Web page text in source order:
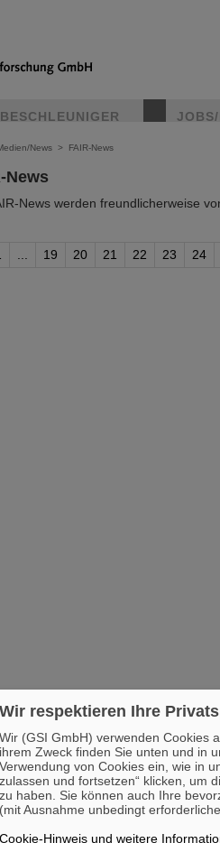
News > FAIR-News
News
News werden freundlicherweise
19 20 21 22 23 24
Wir respektieren Ihre
Wir (GSI GmbH) verwenden Cookies
ihrem Zweck finden Sie unten und in
Verwendung von Cookies ein, wie in
zulassen und fortsetzen“ klicken, um
zu haben. Sie können auch Ihre
(mit Ausnahme unbedingt
Cookie-Hinweis und weitere